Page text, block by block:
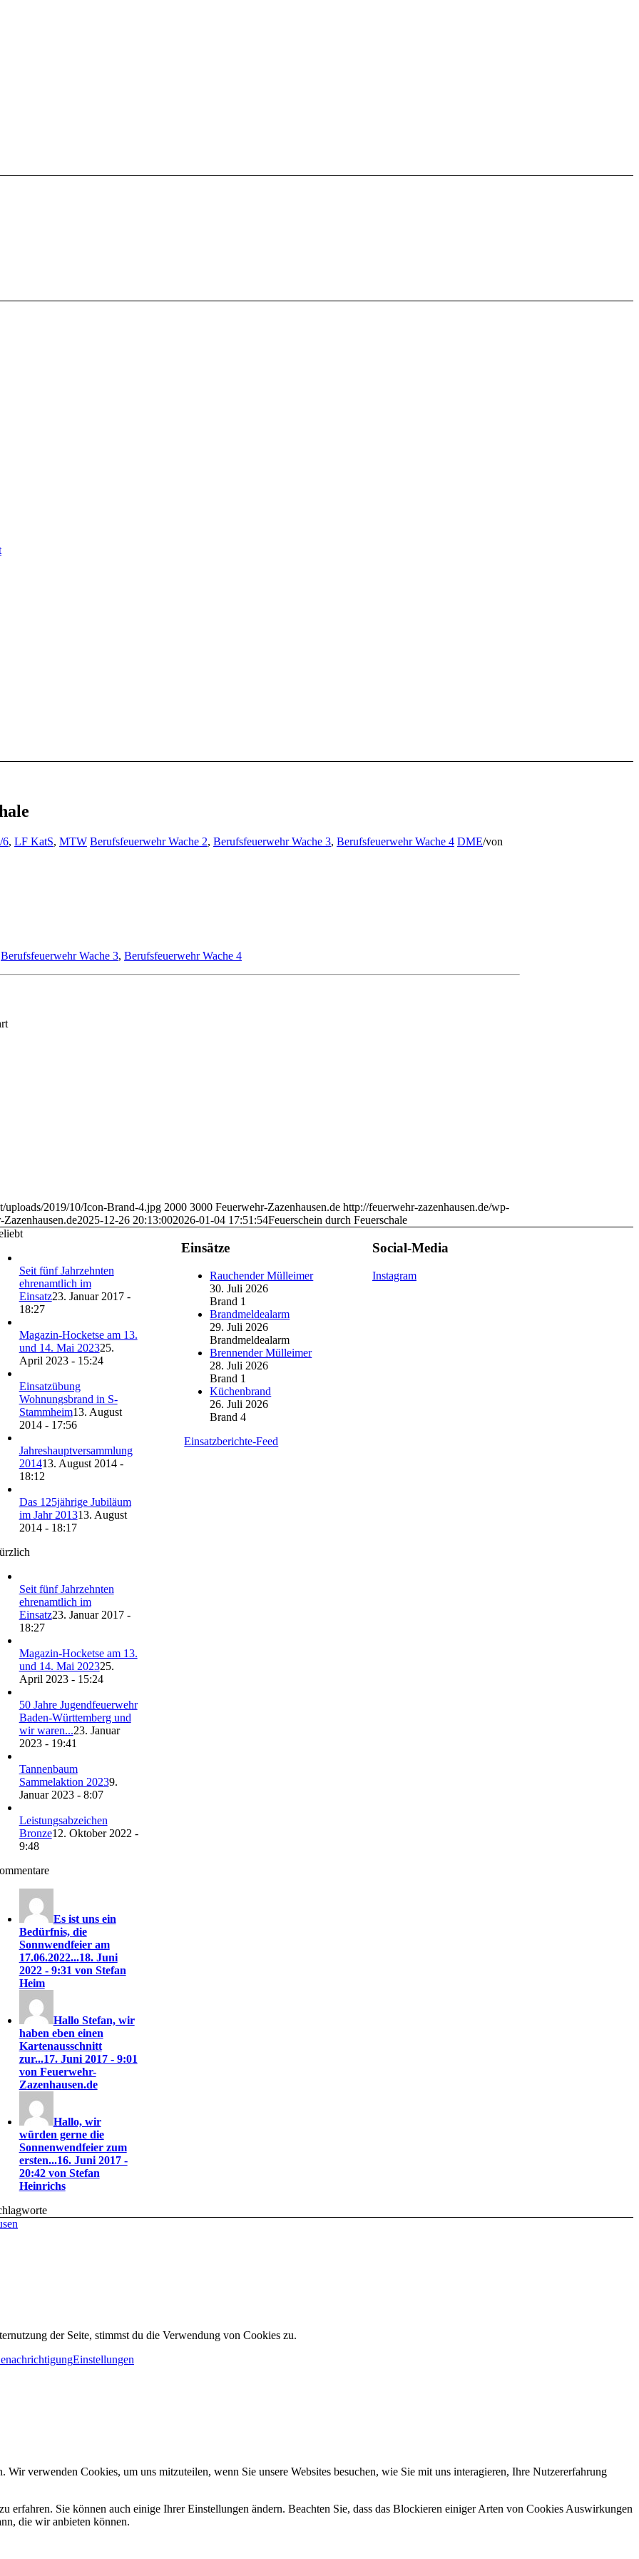
6, LF KatS, MTW Berufsfeuerwehr Wache 2, Berufsfeuerwehr Wache 3, Berufsfeuerwehr Wache 4 DME/von
Berufsfeuerwehr Wache 3, Berufsfeuerwehr Wache 4
uploads/2019/10/Icon-Brand-4.jpg 2000 3000 Feuerwehr-Zazenhausen.de http://feuerwehr-zazenhausen.de/wp-
Zazenhausen.de2025-12-26 20:13:002026-01-04 17:51:54Feuerschein durch Feuerschale
Seit fünf Jahrzehnten
ehrenamtlich im
Einsatz23. Januar 2017 -
18:27
Magazin-Hocketse am 13.
und 14. Mai 202325.
April 2023 - 15:24
Einsatzübung
Wohnungsbrand in S-
Stammheim13. August
2014 - 17:56
Jahreshauptversammlung
201413. August 2014 -
18:12
Das 125jährige Jubiläum
im Jahr 201313. August
2014 - 18:17
Seit fünf Jahrzehnten
ehrenamtlich im
Einsatz23. Januar 2017 -
18:27
Magazin-Hocketse am 13.
und 14. Mai 202325.
April 2023 - 15:24
50 Jahre Jugendfeuerwehr
Baden-Württemberg und
wir waren...23. Januar
2023 - 19:41
Tannenbaum
Sammelaktion 20239.
Januar 2023 - 8:07
Leistungsabzeichen
Bronze12. Oktober 2022 -
9:48
Es ist uns ein
Bedürfnis, die
Sonnwendfeier am
17.06.2022...18. Juni
2022 - 9:31 von Stefan
Heim
Hallo Stefan, wir
haben eben einen
Kartenausschnitt
zur...17. Juni 2017 - 9:01
von Feuerwehr-
Zazenhausen.de
Hallo, wir
würden gerne die
Sonnenwendfeier zum
ersten...16. Juni 2017 -
20:42 von Stefan
Heinrichs
Einsätze
Rauchender Mülleimer
30. Juli 2026
Brand 1
Brandmeldealarm
29. Juli 2026
Brandmeldealarm
Brennender Mülleimer
28. Juli 2026
Brand 1
Küchenbrand
26. Juli 2026
Brand 4
Einsatzberichte-Feed
Social-Media
Instagram
der Seite, stimmst du die Verwendung von Cookies zu.
Einstellungen
verwenden Cookies, um uns mitzuteilen, wenn Sie unsere Websites besuchen, wie Sie mit uns interagieren, Ihre Nutzererfahrung
erfahren. Sie können auch einige Ihrer Einstellungen ändern. Beachten Sie, dass das Blockieren einiger Arten von Cookies Auswirkungen
die wir anbieten können.